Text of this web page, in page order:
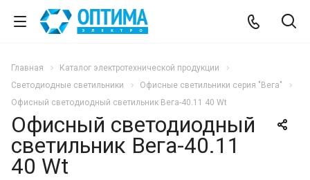
Главная
Каталог электротехнической продукции
Светодиодные светильники
Офисные светильники серия "Вега"
Офисный светодиодный светильник Вега-40.11 40 Wt
Офисный светодиодный
светильник Вега-40.11
40 Wt